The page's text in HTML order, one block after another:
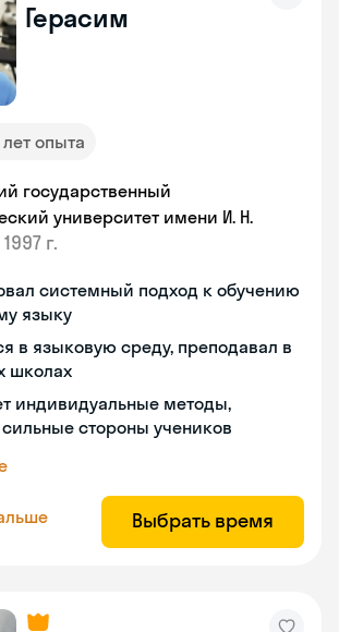
Герасим
лет опыта
государственный
университет имени И. Н.
1997 г.
системный подход к обучению
языку
в языковую среду, преподавал в
школах
индивидуальные методы,
стороны учеников
Выбрать время